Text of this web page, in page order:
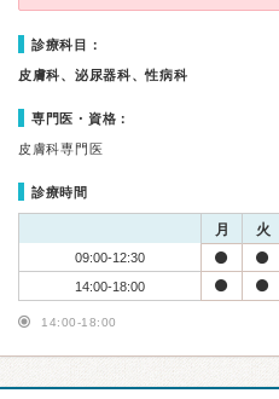
診療科目：
皮膚科、泌尿器科、性病科
専門医・資格：
皮膚科専門医
診療時間
月 火
09:00-12:30
14:00-18:00
14:00-18:00